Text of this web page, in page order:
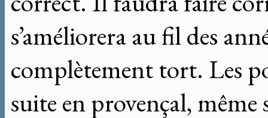
s’améliorera au fil des
complètement tort. Les
suite en provençal, même